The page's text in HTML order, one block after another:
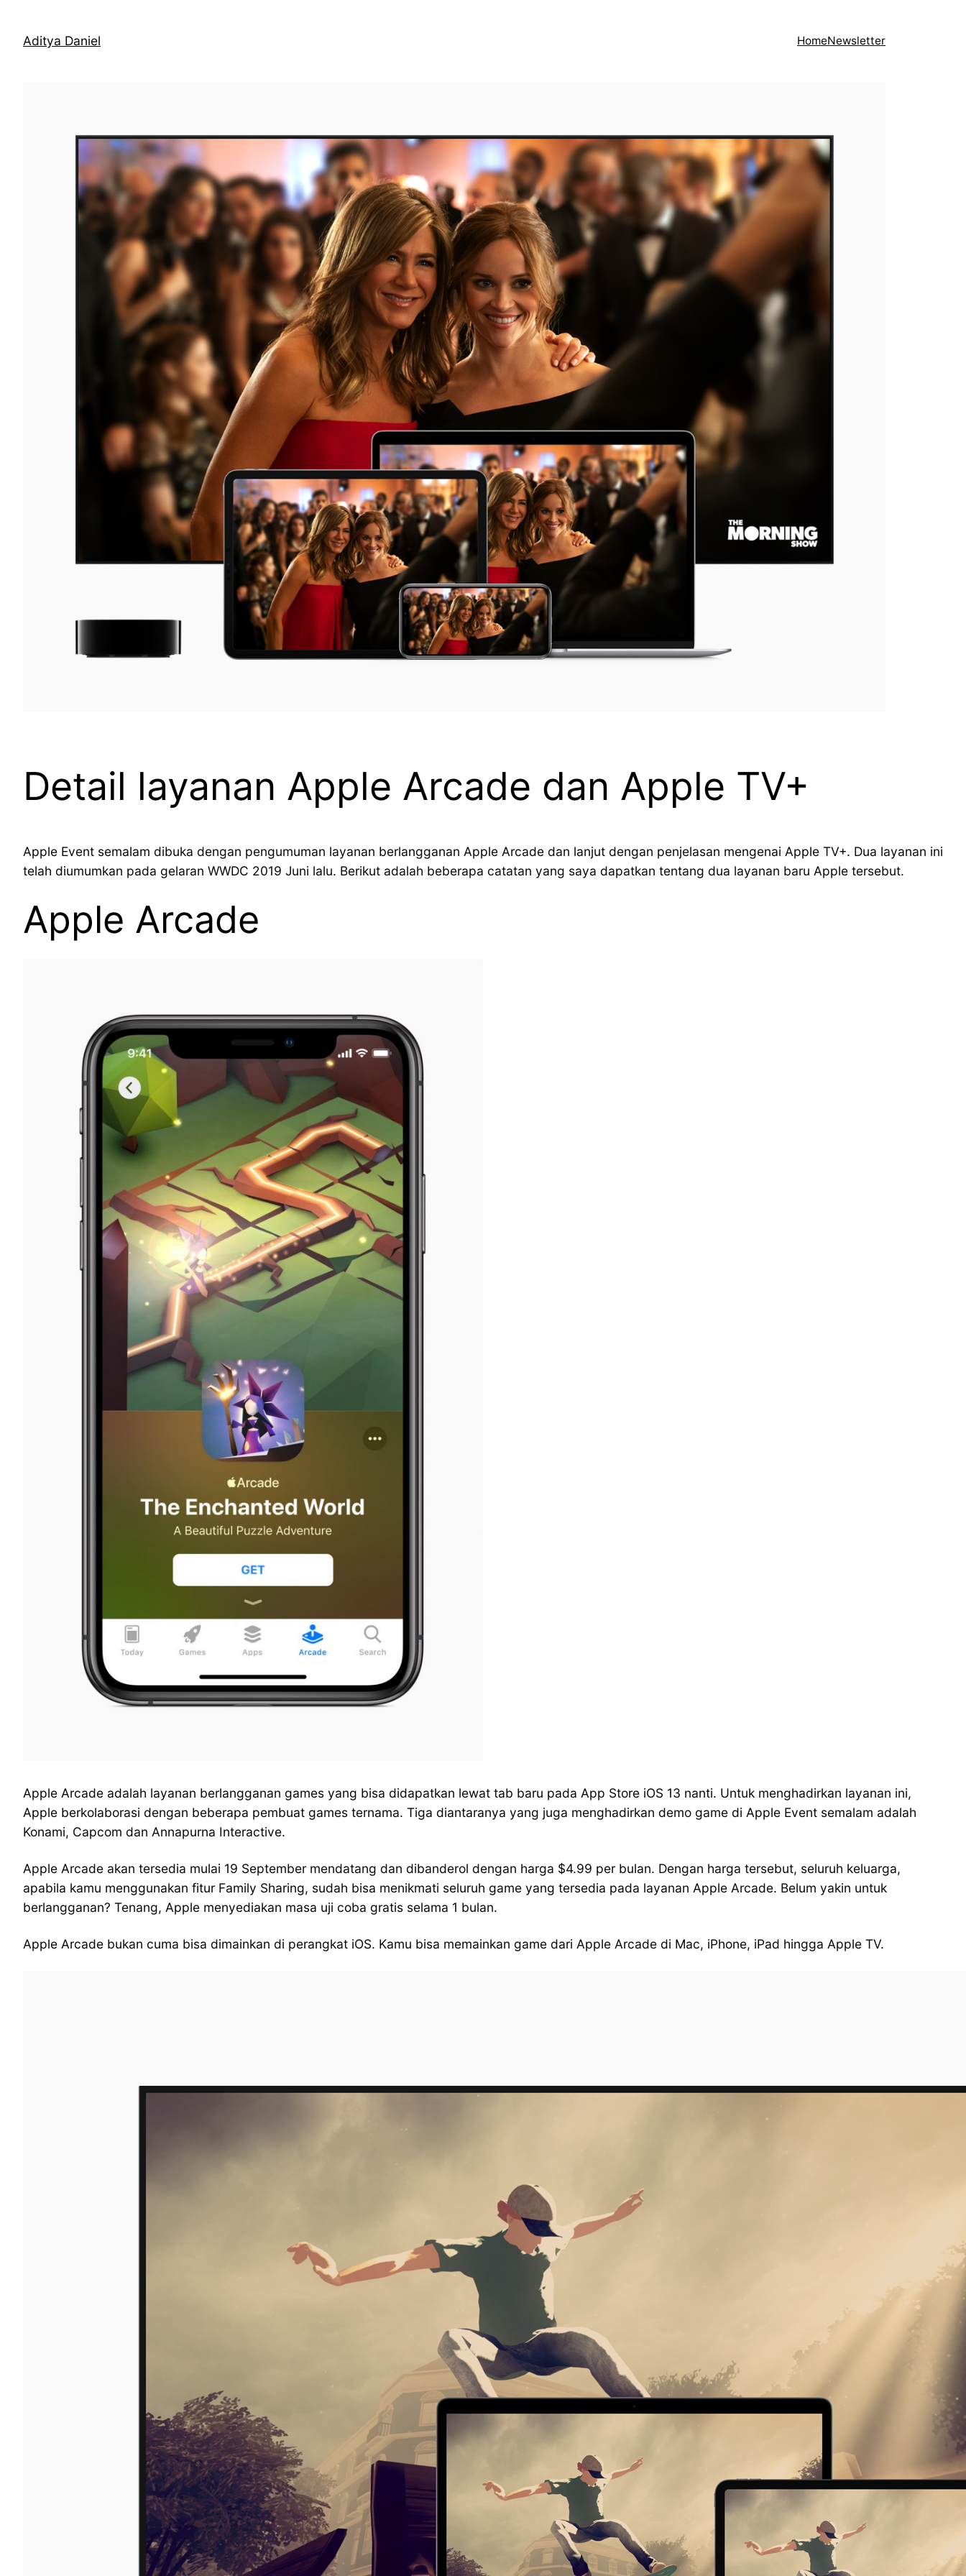
contentAditya Daniel HomeNewsletter
Detail layanan Apple Arcade dan Apple TV+
Apple Event semalam dibuka dengan pengumuman layanan berlangganan Apple Arcade dan lanjut dengan penjelasan mengenai Apple TV+. Dua layanan ini
telah diumumkan pada gelaran WWDC 2019 Juni lalu. Berikut adalah beberapa catatan yang saya dapatkan tentang dua layanan baru Apple tersebut.
Apple Arcade
Apple Arcade adalah layanan berlangganan games yang bisa didapatkan lewat tab baru pada App Store iOS 13 nanti. Untuk menghadirkan layanan ini,
Apple berkolaborasi dengan beberapa pembuat games ternama. Tiga diantaranya yang juga menghadirkan demo game di Apple Event semalam adalah
Konami, Capcom dan Annapurna Interactive.
Apple Arcade akan tersedia mulai 19 September mendatang dan dibanderol dengan harga $4.99 per bulan. Dengan harga tersebut, seluruh keluarga,
apabila kamu menggunakan fitur Family Sharing, sudah bisa menikmati seluruh game yang tersedia pada layanan Apple Arcade. Belum yakin untuk
berlangganan? Tenang, Apple menyediakan masa uji coba gratis selama 1 bulan.
Apple Arcade bukan cuma bisa dimainkan di perangkat iOS. Kamu bisa memainkan game dari Apple Arcade di Mac, iPhone, iPad hingga Apple TV.